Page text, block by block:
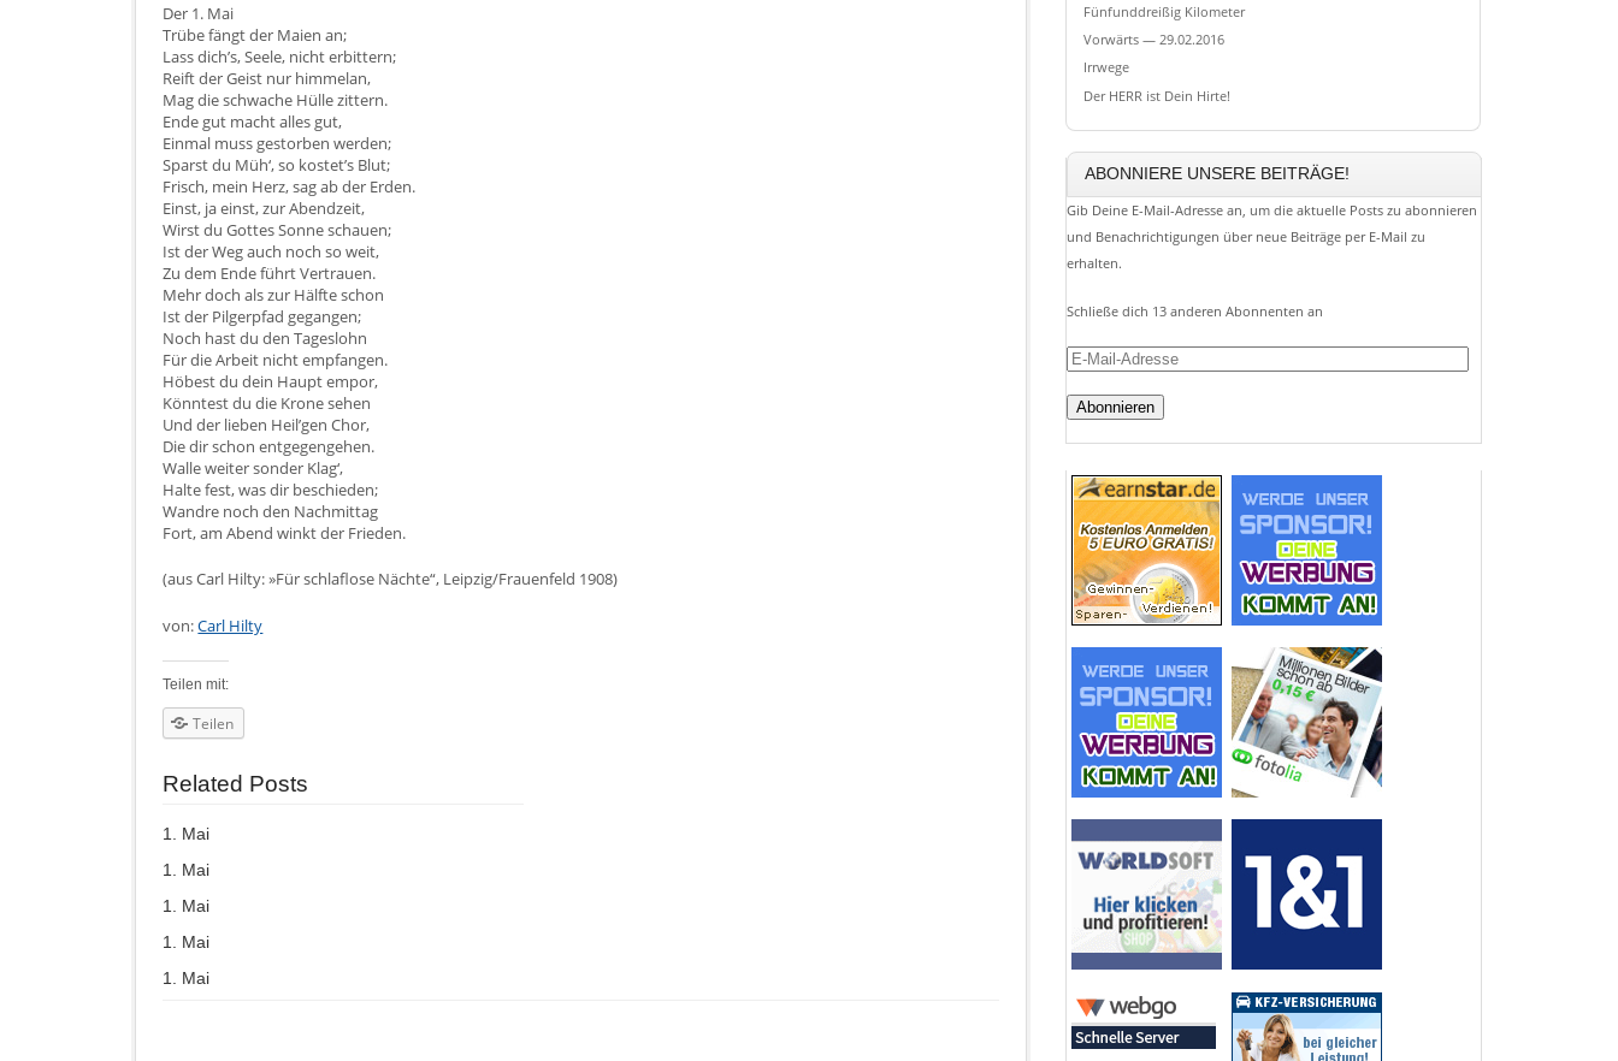
Der 1. Mai
Trübe fängt der Maien an;
Lass dich’s, Seele, nicht erbittern;
Reift der Geist nur himmelan,
Mag die schwache Hülle zittern.
Ende gut macht alles gut,
Einmal muss gestorben werden;
Sparst du Müh‘, so kostet’s Blut;
Frisch, mein Herz, sag ab der Erden.
Einst, ja einst, zur Abendzeit,
Wirst du Gottes Sonne schauen;
Ist der Weg auch noch so weit,
Zu dem Ende führt Vertrauen.
Mehr doch als zur Hälfte schon
Ist der Pilgerpfad gegangen;
Noch hast du den Tageslohn
Für die Arbeit nicht empfangen.
Höbest du dein Haupt empor,
Könntest du die Krone sehen
Und der lieben Heil’gen Chor,
Die dir schon entgegengehen.
Walle weiter sonder Klag‘,
Halte fest, was dir beschieden;
Wandre noch den Nachmittag
Fort, am Abend winkt der Frieden.
(aus Carl Hilty: »Für schlaflose Nächte“, Leipzig/Frauenfeld 1908)
von:Carl Hilty
Teilen mit:
Teilen
Related Posts
1. Mai
1. Mai
1. Mai
1. Mai
1. Mai
Fünfunddreißig Kilometer
Vorwärts — 29.02.2016
Irrwege
Der HERR ist Dein Hirte!
ABONNIERE UNSERE BEITRÄGE!
Gib Deine E-Mail-Adresse an, um die aktuelle Posts zu abonnieren
und Benachrichtigungen über neue Beiträge per E-Mail zu
erhalten.
Schließe dich 13 anderen Abonnenten an
E-
Adresse